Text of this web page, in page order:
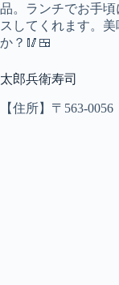
品。ランチでお手
スしてくれます。
か？🥢🍱
太郎兵衛寿司
【住所】〒563-